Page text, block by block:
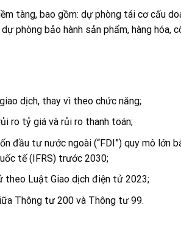
tàng, bao gồm: dự phòng tái cơ cấu
phòng bảo hành sản phẩm, hàng hóa,
dịch, thay vì theo chức năng;
ro tỷ giá và rủi ro thanh toán;
đầu tư nước ngoài (“FDI”) quy mô lớn
tế (IFRS) trước 2030;
theo Luật Giao dịch điện tử 2023;
Thông tư 200 và Thông tư 99.